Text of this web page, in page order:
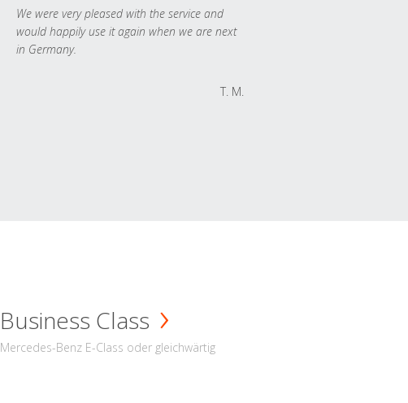
We were very pleased with the service and
would happily use it again when we are next
in Germany.
T. M.
Business Class
Mercedes-Benz E-Class oder gleichwärtig